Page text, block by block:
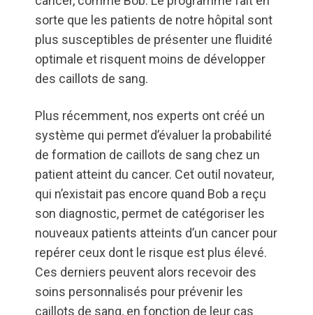
sorte que les patients de notre hôpital sont
plus susceptibles de présenter une fluidité
optimale et risquent moins de développer
des caillots de sang.
Plus récemment, nos experts ont créé un
système qui permet d’évaluer la probabilité
de formation de caillots de sang chez un
patient atteint du cancer. Cet outil novateur,
qui n’existait pas encore quand Bob a reçu
son diagnostic, permet de catégoriser les
nouveaux patients atteints d’un cancer pour
repérer ceux dont le risque est plus élevé.
Ces derniers peuvent alors recevoir des
soins personnalisés pour prévenir les
caillots de sang, en fonction de leur cas